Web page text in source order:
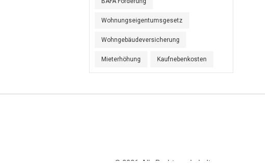
Wohnungseigentumsgesetz
Wohngebäudeversicherung
Mieterhöhung Kaufnebenkosten
© 2026. Alle Rechte vorbehalten.